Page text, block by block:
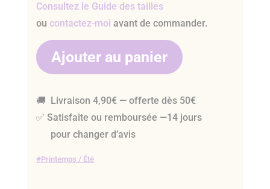
Consultez le Guide des tailles
ou contactez-moi avant de commander.
Ajouter au panier
🚚 Livraison 4,90€ — offerte dès 50€
✅ Satisfaite ou remboursée —14 jours
pour changer d’avis
Printemps / Été